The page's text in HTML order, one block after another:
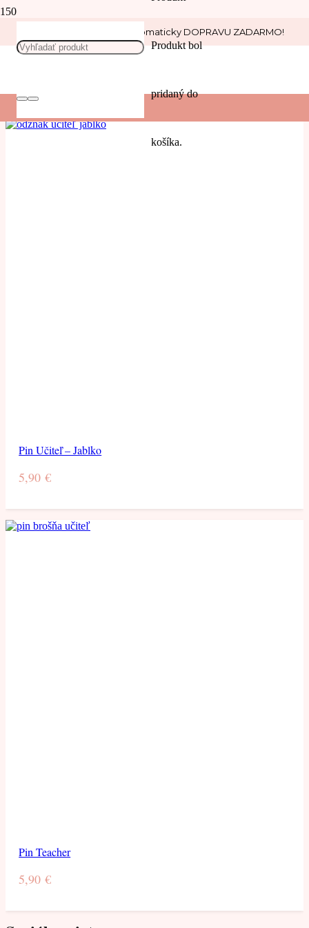
Nakúp nad 30 € a získaj automaticky DOPRAVU ZADARMO!
Produktbol
pridaný do
košíka.
učiteľ
Pin Učiteľ – Jablko
5,90€
Pin Teacher
5,90€